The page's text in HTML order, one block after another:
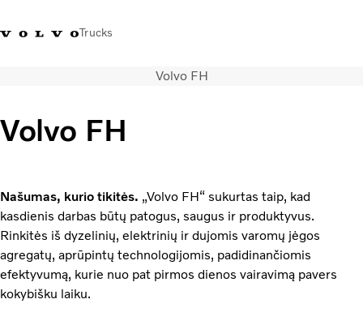
Trucks
Volvo Trucks parduotuvė Prisijungti
Transporto sprendimai
Volvo Truck Builder
Kontaktai
Naujienos
Apie mus
Volvo FH
Volvo FH
Našumas, kurio tikitės. „Volvo FH“ sukurtas taip, kad
kasdienis darbas būtų patogus, saugus ir produktyvus.
Rinkitės iš dyzelinių, elektrinių ir dujomis varomų jėgos
agregatų, aprūpintų technologijomis, padidinančiomis
efektyvumą, kurie nuo pat pirmos dienos vairavimą pavers
kokybišku laiku.